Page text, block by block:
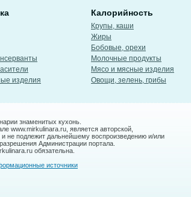
изделия
Калорийность
Крупы, каши
Жиры
Бобовые, орехи
Молочные продукты
Мясо и мясные изделия
Овощи, зелень, грибы
знаменитых кухонь.
www.mirkulinara.ru, является авторской,
и не подлежит дальнейшему воспроизведению и/или
Администрации портала.
обязательна.
источники